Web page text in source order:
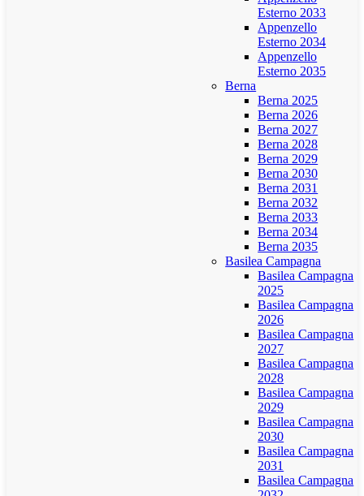
Esterno 2033
Appenzello
Esterno 2034
Appenzello
Esterno 2035
Berna
Berna 2025
Berna 2026
Berna 2027
Berna 2028
Berna 2029
Berna 2030
Berna 2031
Berna 2032
Berna 2033
Berna 2034
Berna 2035
Basilea Campagna
Basilea Campagna
2025
Basilea Campagna
2026
Basilea Campagna
2027
Basilea Campagna
2028
Basilea Campagna
2029
Basilea Campagna
2030
Basilea Campagna
2031
Basilea Campagna